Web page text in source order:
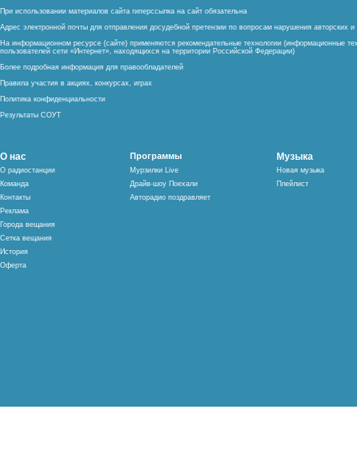
При использовании материалов сайта гиперссылка на сайт обязательна
Адрес электронной почты для отправления досудебной претензии по вопросам нарушения авторских
На информационном ресурсе (сайте) применяются рекомендательные технологии (информационные
пользователей сети «Интернет», находящихся на территории Российской Федерации)
Более подробная информация для правообладателей
Правила участия в акциях, конкурсах, играх
Политика конфиденциальности
Результаты СОУТ
О нас
О радиостанции
Команда
Контакты
Реклама
Города вещания
Сетка вещания
История
Оферта
Программы
Мурзилки Live
Драйв-шоу Поехали
Авторадио поздравляет
Музыка
Новая музыка
Плейлист